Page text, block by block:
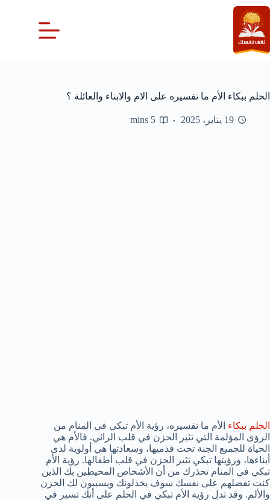
التجاوز
إلى
المحتوى
الحلم ببكاء الأم ما تفسيره على الام والابناء والعائلة ؟
19 يناير، 2025 5 mins
الحلم ببكاء الأم ما تفسيره، رؤية الأم تبكي في المنام من
الرؤى المؤلمة التي تثير الحزن في قلب الرائي. فالأم هي
الحياة للجميع الجنة تحت قدميها، وسعادتها هي أولوية لدى
أبناءها، ورؤيتها تبكي تثير الحزن في قلب أطفالها. رؤية الأم
تبكي في المنام تحذرك من أن الأشخاص المحيطين بك الذين
كنت تفضلهم على نفسك سوف يخذلونك ويسببون لك الحزن
والألم. وقد تدل رؤية الأم تبكي في الحلم على أنك تسير في